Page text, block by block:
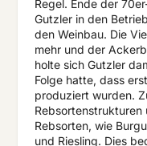
Regel. Ende der
Gutzler in den
den Weinbau. Die
mehr und der
holte sich Gutzler
Folge hatte, dass
produziert wurden.
Rebsorten, wie
und Riesling. Dies